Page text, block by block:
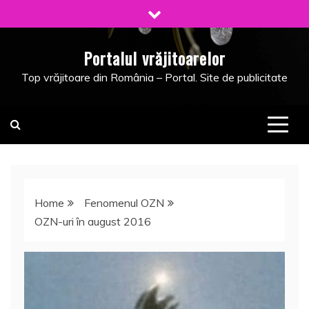
to
Portalul vrăjitoarelor
Top vrăjitoare din România – Portal. Site de publicitate
Home
Fenomenul OZN
OZN-uri în august 2016